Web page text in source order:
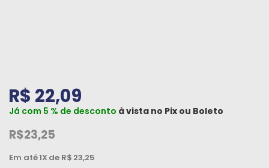
R$ 22,09
Já com 5 % de desconto à vista no Pix ou Boleto
R$23,25
Em até1X de R$ 23,25